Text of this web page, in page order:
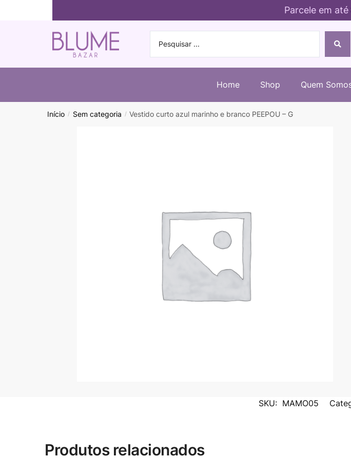
Parcele em
Home Shop Quem
Início / Sem categoria / Vestido curto azul marinho e branco PEEPOU – G
SKU: MAMO05
Produtos relacionados